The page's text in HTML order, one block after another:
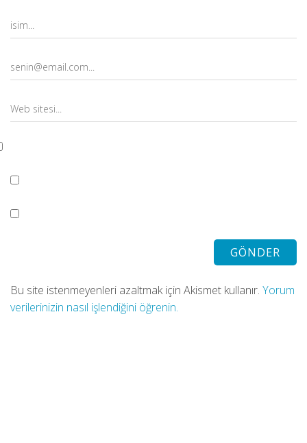
Bu site istenmeyenleri azaltmak için Akismet kullanır. Yorum
verilerinizin nasıl işlendiğini öğrenin.